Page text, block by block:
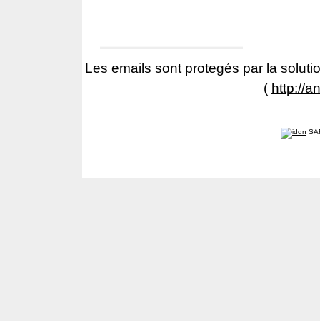
Les emails sont protegés par la
( http://